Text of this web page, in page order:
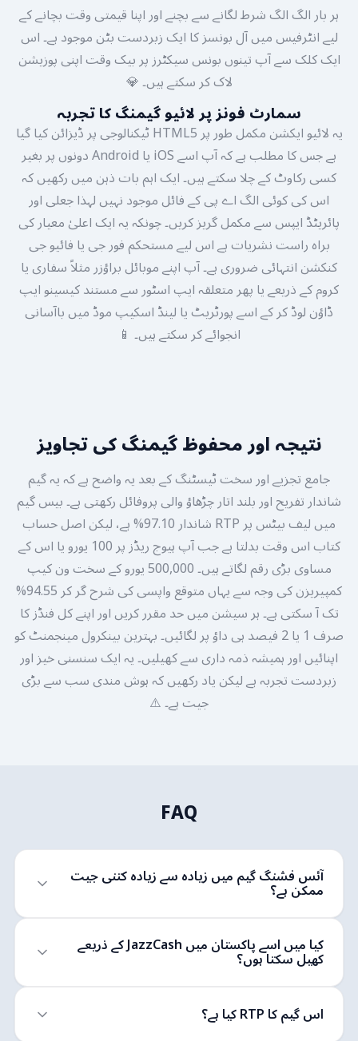
ہر بار الگ الگ شرط لگانے سے بچنے اور اپنا قیمتی وقت بچانے کے
لیے انٹرفیس میں آل بونسز کا ایک زبردست بٹن موجود ہے۔ اس
ایک کلک سے آپ تینوں بونس سیکٹرز پر بیک وقت اپنی پوزیشن
لاک کر سکتے ہیں۔ 💎
سمارٹ فونز پر لائیو گیمنگ کا تجربہ
یہ لائیو ایکشن مکمل طور پر HTML5 ٹیکنالوجی پر ڈیزائن کیا گیا
ہے جس کا مطلب ہے کہ آپ اسے iOS یا Android دونوں پر بغیر
کسی رکاوٹ کے چلا سکتے ہیں۔ ایک اہم بات ذہن میں رکھیں کہ
اس کی کوئی الگ اے پی کے فائل موجود نہیں لہذا جعلی اور
پائریٹڈ ایپس سے مکمل گریز کریں۔ چونکہ یہ ایک اعلیٰ معیار کی
براہ راست نشریات ہے اس لیے مستحکم فور جی یا فائیو جی
کنکشن انتہائی ضروری ہے۔ آپ اپنے موبائل براؤزر مثلاً سفاری یا
کروم کے ذریعے یا پھر متعلقہ ایپ اسٹور سے مستند کیسینو ایپ
ڈاؤن لوڈ کر کے اسے پورٹریٹ یا لینڈ اسکیپ موڈ میں باآسانی
انجوائے کر سکتے ہیں۔ 📱
نتیجہ اور محفوظ گیمنگ کی تجاویز
جامع تجزیے اور سخت ٹیسٹنگ کے بعد یہ واضح ہے کہ یہ گیم
شاندار تفریح اور بلند اتار چڑھاؤ والی پروفائل رکھتی ہے۔ بیس گیم
میں لیف بیٹس پر RTP شاندار 97.10% ہے، لیکن اصل حساب
کتاب اس وقت بدلتا ہے جب آپ ہیوج ریڈز پر 100 یورو یا اس کے
مساوی بڑی رقم لگاتے ہیں۔ 500,000 یورو کے سخت ون کیپ
کمپیریزن کی وجہ سے یہاں متوقع واپسی کی شرح گر کر 94.55%
تک آ سکتی ہے۔ ہر سیشن میں حد مقرر کریں اور اپنے کل فنڈز کا
صرف 1 یا 2 فیصد ہی داؤ پر لگائیں۔ بہترین بینکرول مینجمنٹ کو
اپنائیں اور ہمیشہ ذمہ داری سے کھیلیں۔ یہ ایک سنسنی خیز اور
زبردست تجربہ ہے لیکن یاد رکھیں کہ ہوش مندی سب سے بڑی
جیت ہے۔ ⚠️
FAQ
آئس فشنگ گیم میں زیادہ سے زیادہ کتنی جیت
ممکن ہے؟
کیا میں اسے پاکستان میں JazzCash کے ذریعے
کھیل سکتا ہوں؟
اس گیم کا RTP کیا ہے؟